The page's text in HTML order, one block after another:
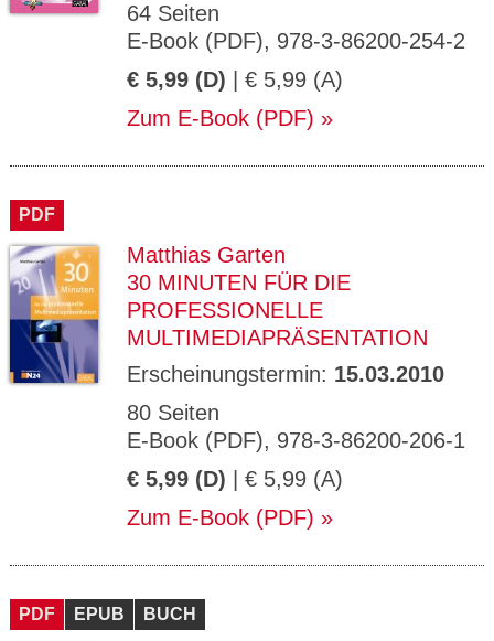
64 Seiten
E-Book (PDF), 978-3-86200-254-2
€ 5,99 (D) | € 5,99 (A)
Zum E-Book (PDF)
PDF
Matthias Garten
30 MINUTEN FÜR DIE
PROFESSIONELLE
MULTIMEDIAPRÄSENTATION
Erscheinungstermin: 15.03.2010
80 Seiten
E-Book (PDF), 978-3-86200-206-1
€ 5,99 (D) | € 5,99 (A)
Zum E-Book (PDF)
PDF EPUB BUCH